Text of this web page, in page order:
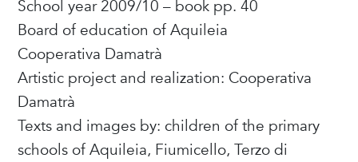
School year 2009/10 – book pp. 40
Board of education of Aquileia
Cooperativa Damatrà
Artistic project and realization: Cooperativa
Damatrà
Texts and images by: children of the primary
schools of Aquileia, Fiumicello, Terzo di